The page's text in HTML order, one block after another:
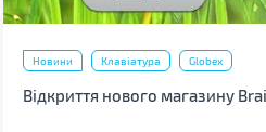
Новини Клавіатура Globex
Відкриття нового магазину